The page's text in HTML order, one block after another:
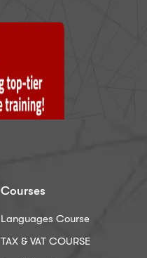
Courses
Languages Course
TAX & VAT COURSE